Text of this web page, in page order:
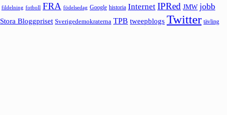
fildelning fotboll FRA födelsedag Google historia Internet IPRed JMW jobb
Stora Bloggpriset Sverigedemokraterna TPB tweepblogs Twitter tävling